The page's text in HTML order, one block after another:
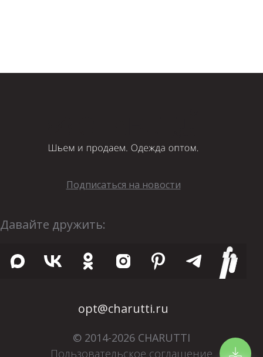
Подписаться на новости
Давайте дружить:
opt@charutti.ru
© 2014-2026 CHARUTTI
Пользовательское соглашение